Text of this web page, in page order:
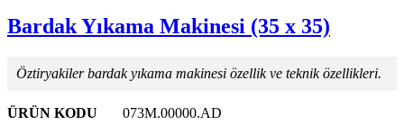
Bardak Yıkama Makinesi (35 x 35)
Öztiryakiler bardak yıkama makinesi özellik ve teknik özellikleri.
ÜRÜN KODU
073M.00000.AD